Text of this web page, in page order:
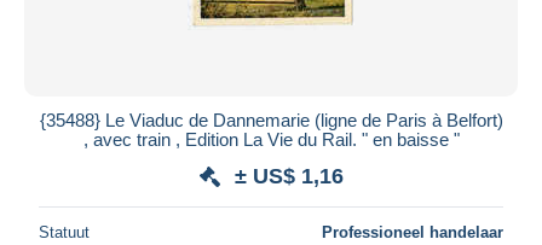
{35488} Le Viaduc de Dannemarie (ligne de Paris à Belfort)
, avec train , Edition La Vie du Rail. " en baisse "
± US$ 1,16
Statuut Professioneel handelaar